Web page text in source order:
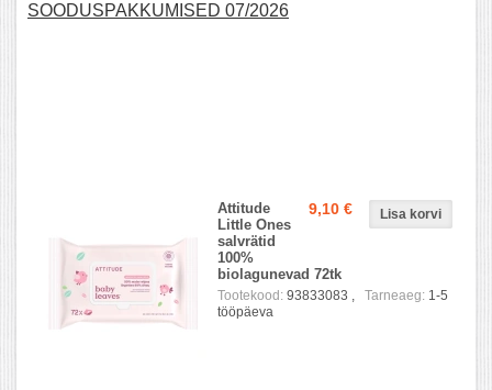
SOODUSPAKKUMISED 07/2026
9,10 €
Attitude
Little Ones
salvrätid
100%
biolagunevad 72tk
Tootekood: 93833083 , Tarneaeg: 1-5
tööpäeva